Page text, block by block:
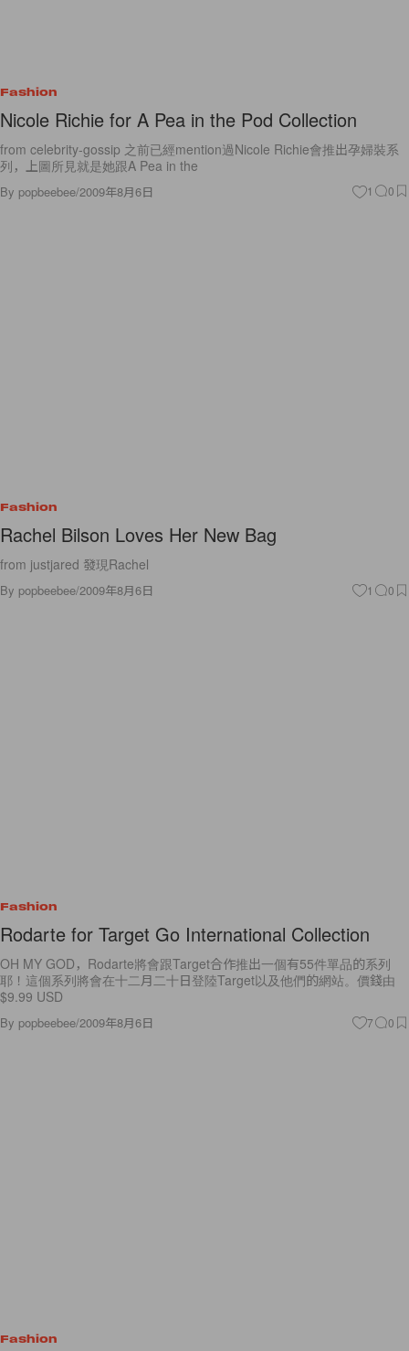
Fashion
Nicole Richie for A Pea in the Pod Collection
from celebrity-gossip 之前已經mention過Nicole Richie會推出孕婦裝系
列，上圖所見就是她跟A Pea in the
By popbeebee/2009年8月6日 1 0
Fashion
Rachel Bilson Loves Her New Bag
from justjared 發現Rachel
By popbeebee/2009年8月6日 1 0
Fashion
Rodarte for Target Go International Collection
OH MY GOD，Rodarte將會跟Target合作推出一個有55件單品的系列
耶！這個系列將會在十二月二十日登陸Target以及他們的網站。價錢由
$9.99 USD
By popbeebee/2009年8月6日 7 0
Fashion